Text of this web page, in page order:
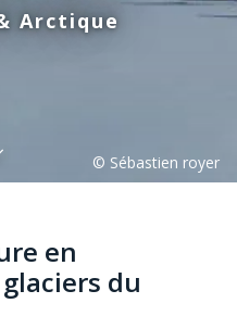
Arctique
en
du